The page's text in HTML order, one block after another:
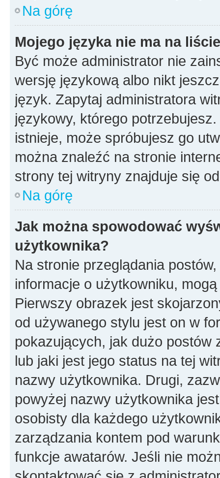
Na górę
Mojego języka nie ma na
Być może administrator nie
wersję językową albo nikt
język. Zapytaj administratora
językowy, którego
istnieje, może spróbujesz go
można znaleźć na stronie
strony tej witryny znajduje się
Na górę
Jak można spowodować
użytkownika?
Na stronie przeglądania
informacje o użytkowniku,
Pierwszy obrazek jest
od używanego stylu jest on w
pokazujących, jak dużo postów
lub jaki jest jego status na tej
nazwy użytkownika. Drugi,
powyżej nazwy użytkownika
osobisty dla każdego
zarządzania kontem pod
funkcje awatarów. Jeśli nie